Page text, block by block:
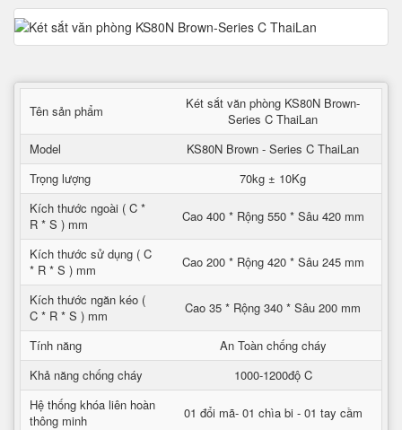
Tên sản phẩm
Két sắt văn phòng KS80N Brown-
Series C ThaiLan
Model
KS80N Brown - Series C ThaiLan
Trọng lượng
70kg ± 10Kg
Kích thước ngoài ( C *
R * S ) mm
Cao 400 * Rộng 550 * Sâu 420 mm
Kích thước sử dụng ( C
* R * S ) mm
Cao 200 * Rộng 420 * Sâu 245 mm
Kích thước ngăn kéo (
C * R * S ) mm
Cao 35 * Rộng 340 * Sâu 200 mm
Tính năng
An Toàn chống cháy
Khả năng chống cháy
1000-1200độ C
Hệ thống khóa liên hoàn
thông minh
01 đổi mã- 01 chìa bi - 01 tay cầm